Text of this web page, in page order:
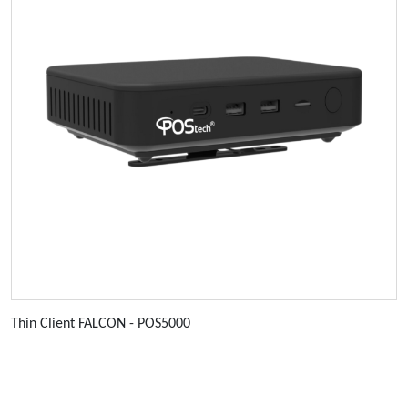
Thin Client FALCON - POS5000